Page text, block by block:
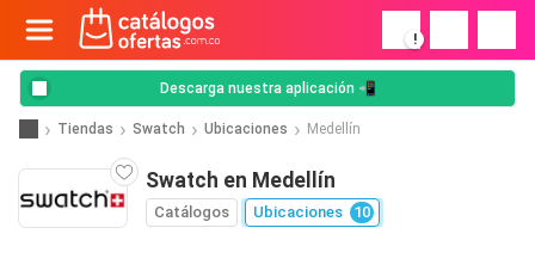
!
Descarga nuestra aplicación 📲
Tiendas Swatch Ubicaciones Medellín
Swatch en Medellín
Catálogos Ubicaciones 10